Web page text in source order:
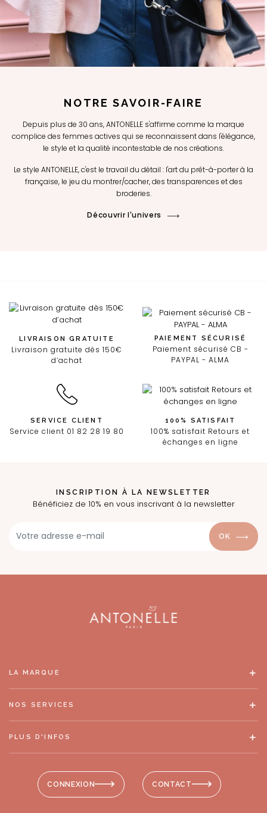
NOTRE SAVOIR-FAIRE
Depuis plus de 30 ans, ANTONELLE s'affirme comme la marque
complice des femmes actives qui se reconnaissent dans l'élégance,
le style et la qualité incontestable de nos créations.
Le style ANTONELLE, c'est le travail du détail : l'art du prêt-à-porter à la
française, le jeu du montrer/cacher, des transparences et des
broderies.
Découvrir l'univers
LIVRAISON GRATUITE
Livraison gratuite dès 150€
d’achat
PAIEMENT SÉCURISÉ
Paiement sécurisé CB -
PAYPAL - ALMA
SERVICE CLIENT
Service client 01 82 28 19 80
100% SATISFAIT
100% satisfait Retours et
échanges en ligne
INSCRIPTION À LA NEWSLETTER
Bénéficiez de 10% en vous inscrivant à la newsletter
OK
CONNEXION CONTACT
LA MARQUE
NOS SERVICES
PLUS D'INFOS